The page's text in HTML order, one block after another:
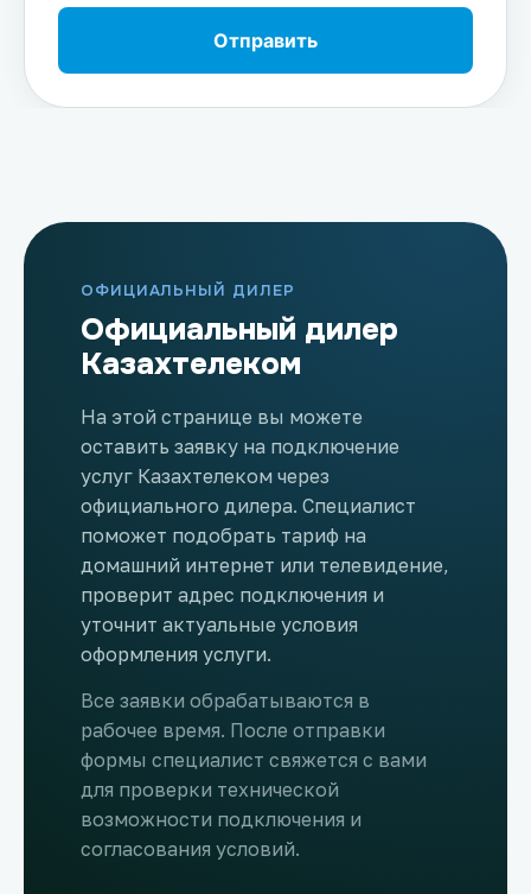
ОФИЦИАЛЬНЫЙ ДИЛЕР
Официальный дилер
Казахтелеком
На этой странице вы можете
оставить заявку на подключение
услуг Казахтелеком через
официального дилера. Специалист
поможет подобрать тариф на
домашний интернет или телевидение,
проверит адрес подключения и
уточнит актуальные условия
оформления услуги.
Все заявки обрабатываются в
рабочее время. После отправки
формы специалист свяжется с вами
для проверки технической
возможности подключения и
согласования условий.